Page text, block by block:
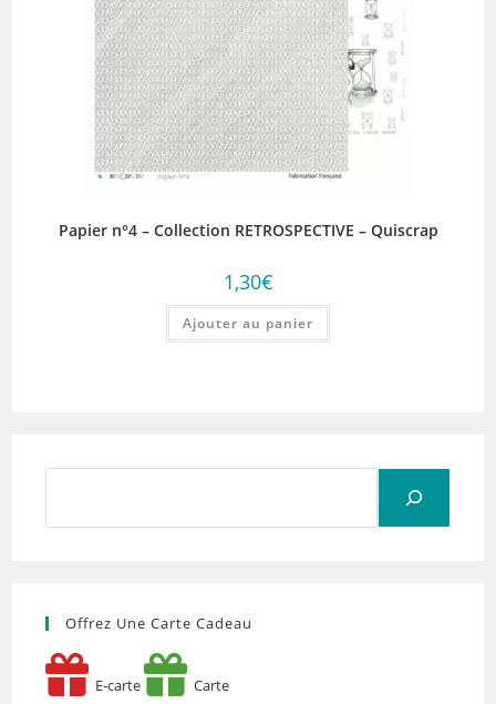
Papier n°4 – Collection RETROSPECTIVE – Quiscrap
1,30€
Ajouter au panier
Offrez Une Carte Cadeau
E-carte Carte